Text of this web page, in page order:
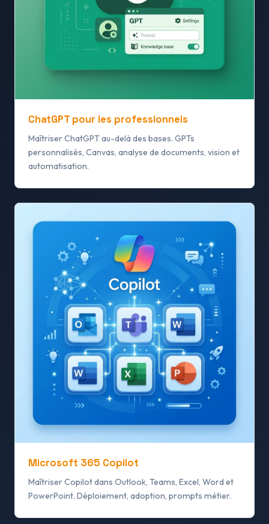
ChatGPT pour les professionnels
Maîtriser ChatGPT au-delà des bases. GPTs
personnalisés, Canvas, analyse de documents, vision et
automatisation.
Microsoft 365 Copilot
Maîtriser Copilot dans Outlook, Teams, Excel, Word et
PowerPoint. Déploiement, adoption, prompts métier.